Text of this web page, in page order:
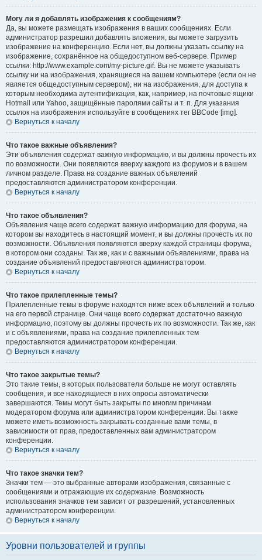
Могу ли я добавлять изображения к сообщениям?
Да, вы можете размещать изображения в ваших сообщениях. Если
администратор разрешил добавлять вложения, вы можете загрузить
изображение на конференцию. Если нет, вы должны указать ссылку на
изображение, сохранённое на общедоступном веб-сервере. Пример
ссылки: http://www.example.com/my-picture.gif. Вы не можете указывать
ссылку ни на изображения, хранящиеся на вашем компьютере (если он не
является общедоступным сервером), ни на изображения, для доступа к
которым необходима аутентификация, как, например, на почтовые ящики
Hotmail или Yahoo, защищённые паролями сайты и т. п. Для указания
ссылок на изображения используйте в сообщениях тег BBCode [img].
Вернуться к началу
Что такое важные объявления?
Эти объявления содержат важную информацию, и вы должны прочесть их
по возможности. Они появляются вверху каждого из форумов и в вашем
личном разделе. Права на создание важных объявлений
предоставляются администратором конференции.
Вернуться к началу
Что такое объявления?
Объявления чаще всего содержат важную информацию для форума, на
котором вы находитесь в настоящий момент, и вы должны прочесть их по
возможности. Объявления появляются вверху каждой страницы форума,
в котором они созданы. Так же, как и с важными объявлениями, права на
создание объявлений предоставляются администратором.
Вернуться к началу
Что такое прилепленные темы?
Прилепленные темы в форуме находятся ниже всех объявлений и только
на его первой странице. Они чаще всего содержат достаточно важную
информацию, поэтому вы должны прочесть их по возможности. Так же, как
и с объявлениями, права на создание прилепленных тем
предоставляются администратором конференции.
Вернуться к началу
Что такое закрытые темы?
Это такие темы, в которых пользователи больше не могут оставлять
сообщения, и все находящиеся в них опросы автоматически
завершаются. Темы могут быть закрыты по многим причинам
модератором форума или администратором конференции. Вы также
можете иметь возможность закрывать созданные вами темы, в
зависимости от прав, предоставленных вам администратором
конференции.
Вернуться к началу
Что такое значки тем?
Значки тем — это выбранные авторами изображения, связанные с
сообщениями и отражающие их содержание. Возможность
использования значков тем зависит от разрешений, установленных
администратором конференции.
Вернуться к началу
Уровни пользователей и группы